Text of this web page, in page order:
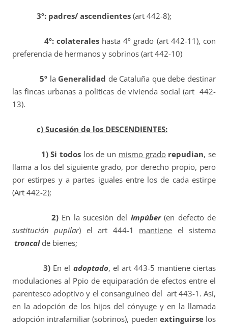
3º: padres/ ascendientes (art 442-8);
4º: colateraleshasta 4º grado (art 442-11), con
preferencia de hermanos y sobrinos (art 442-10)
5º la Generalidad de Cataluña que debe destinar
las fincas urbanas a políticas de vivienda social (art 442-
13).
c) Sucesión de los DESCENDIENTES:
1) Si todos los de un mismo grado repudian, se
llama a los del siguiente grado, por derecho propio, pero
por estirpes y a partes iguales entre los de cada estirpe
(Art 442-2);
2) En la sucesión del impúber(en defecto de
sustitución pupilar) el art 444-1 mantiene el sistema
troncalde bienes;
3) En el adoptado, el art 443-5 mantiene ciertas
modulaciones al Ppio de equiparación de efectos entre el
parentesco adoptivo y el consanguíneo del art 443-1. Así,
en la adopción de los hijos del cónyuge y en la llamada
adopción intrafamiliar (sobrinos), pueden extinguirselos